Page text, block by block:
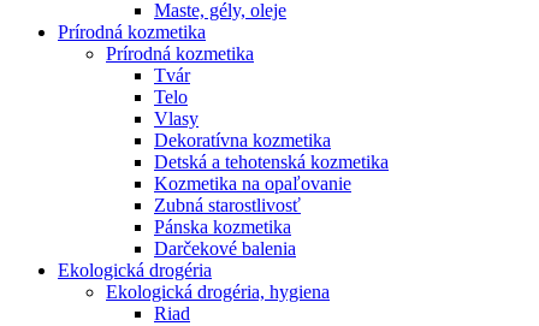
Maste, gély, oleje
Prírodná kozmetika
Prírodná kozmetika
Tvár
Telo
Vlasy
Dekoratívna kozmetika
Detská a tehotenská kozmetika
Kozmetika na opaľovanie
Zubná starostlivosť
Pánska kozmetika
Darčekové balenia
Ekologická drogéria
Ekologická drogéria, hygiena
Riad